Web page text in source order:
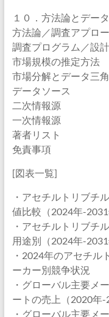
１０．方法論とデー
方法論／調査アプロ
調査プログラム／設計
市場規模の推定方法
市場分解とデータ三
データソース
二次情報源
一次情報源
著者リスト
免責事項
[図表一覧]
・アセチルトリブチ
値比較（2024年-2031
・アセチルトリブチ
用途別（2024年-2031
・2024年のアセチル
ーカー別競争状況
・グローバル主要メ
ートの売上（2020年-
・グローバル主要メ